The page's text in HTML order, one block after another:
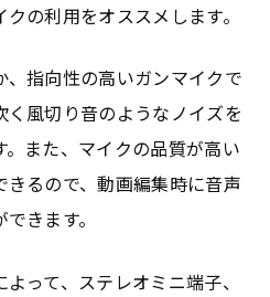
の利用をオススメします。
指向性の高いガンマイクで
風切り音のようなノイズを
また、マイクの品質が高い
るので、動画編集時に音声
きます。
って、ステレオミニ端子、